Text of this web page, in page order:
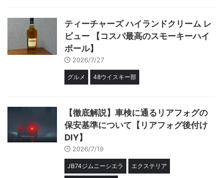
ティーチャーズ ハイランドクリーム レ
ビュー 【コスパ最高のスモーキーハイ
ボール】
2026/7/27
グルメ 48ウイスキー部
【徹底解説】車検に通るリアフォグの
保安基準について【リアフォグ後付け
DIY】
2026/7/19
JB74ジムニーシエラ エクステリア